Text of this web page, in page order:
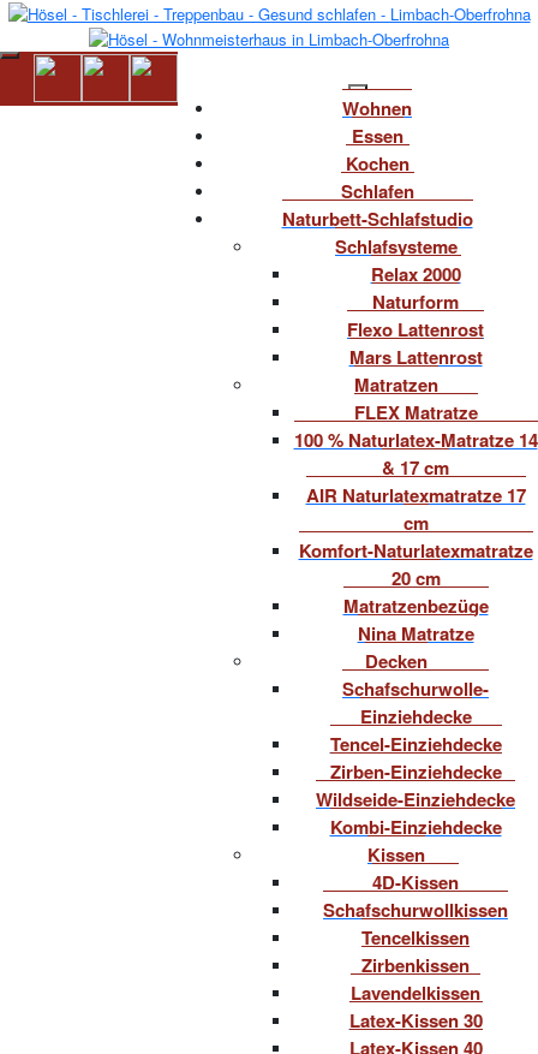
Wohnen
Essen
Kochen
Schlafen
Naturbett-Schlafstudio
Schlafsysteme
Relax 2000
Naturform
Flexo Lattenrost
Mars Lattenrost
Matratzen
FLEX Matratze
100 % Naturlatex-Matratze 14
& 17 cm
AIR Naturlatexmatratze 17
cm
Komfort-Naturlatexmatratze
20 cm
Matratzenbezüge
Nina Matratze
Decken
Schafschurwolle-
Einziehdecke
Tencel-Einziehdecke
Zirben-Einziehdecke
Wildseide-Einziehdecke
Kombi-Einziehdecke
Kissen
4D-Kissen
Schafschurwollkissen
Tencelkissen
Zirbenkissen
Lavendelkissen
Latex-Kissen 30
Latex-Kissen 40